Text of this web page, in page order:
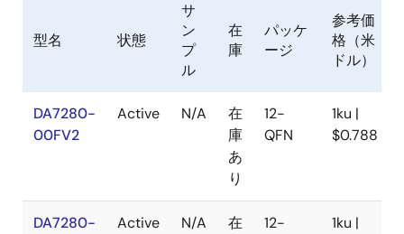
型名 状態
サ
ン
プ
ル
在
庫
パッケ
ージ
参考価
格（米
ドル）
DA7280-
00FV2
Active N/A
在
庫
あ
り
12-
QFN
1ku |
$0.788
DA7280-
Active N/A
在
12-
1ku |